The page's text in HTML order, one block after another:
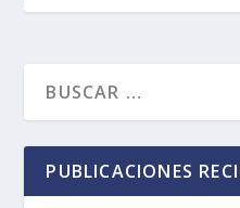
PUBLICACIONES